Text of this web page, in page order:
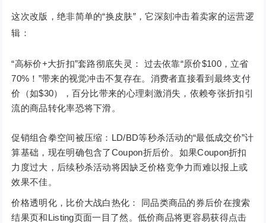
这次改版，绝非简单的“换皮肤”，它深刻冲击着卖家的运营逻
辑：
“高标价+大折扣”套路彻底失灵： 过去依靠“原价$100，立省
70%！”带来的视觉冲击不复存在。消费者直接看到最终支付
价（如$30），百分比带来的心理刺激消失，依赖夸张折扣引
流的商品转化率恐将下滑。
促销组合拳空间被压缩：LD/BD等秒杀活动的“最低成交价”计
算基础，现在明确包含了Coupon折后价。如果Coupon折扣
力度过大，后续秒杀活动将因缺乏价格竞争力而难以报上或
效果不佳。
价格透明化，比价大战白热化： 同品类商品的券后价在搜索
结果页和Listing页面一目了然。低价商品将更容易获得点击